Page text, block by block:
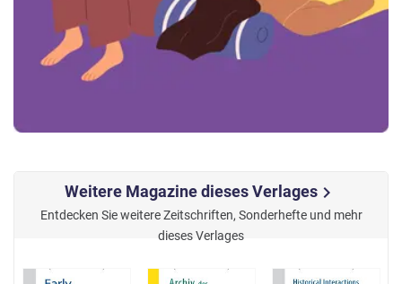
Weitere Magazine dieses Verlageschevron_right
Entdecken Sie weitere Zeitschriften, Sonderhefte und mehr
dieses Verlages